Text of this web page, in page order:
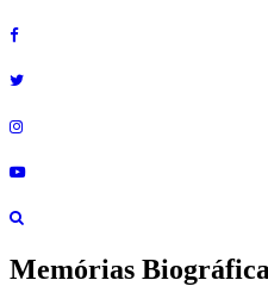
Memórias